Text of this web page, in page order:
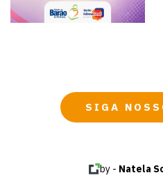
SIGA
by - Natela